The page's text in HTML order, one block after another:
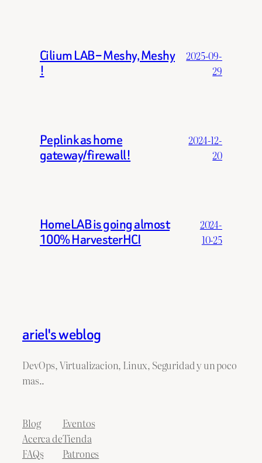
Cilium LAB – Meshy, Meshy
!
2025-09-
29
Peplink as home
gateway/firewall!
2024-12-
20
HomeLAB is going almost
100% HarvesterHCI
2024-
10-25
ariel's weblog
DevOps, Virtualizacion, Linux, Seguridad y un poco
mas..
Blog
Acerca de
FAQs
Eventos
Tienda
Patrones